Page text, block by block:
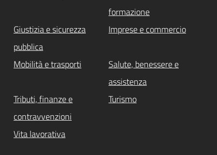
formazione
Giustizia e sicurezza
pubblica
Imprese e commercio
Mobilità e trasporti
Salute, benessere e
assistenza
Tributi, finanze e
contravvenzioni
Turismo
Vita lavorativa